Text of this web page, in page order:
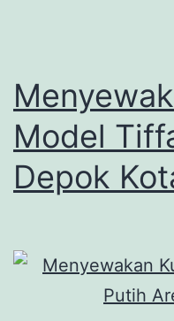
Model
Depok